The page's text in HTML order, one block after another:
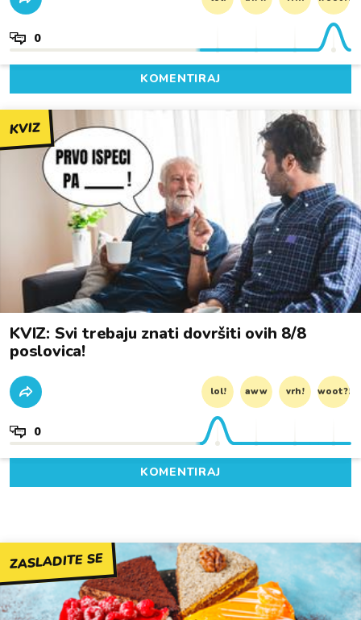
0
KOMENTIRAJ
KVIZ
KVIZ: Svi trebaju znati dovršiti ovih 8/8
poslovica!
lol! aww vrh! woot?!
0
KOMENTIRAJ
ZASLADITE SE